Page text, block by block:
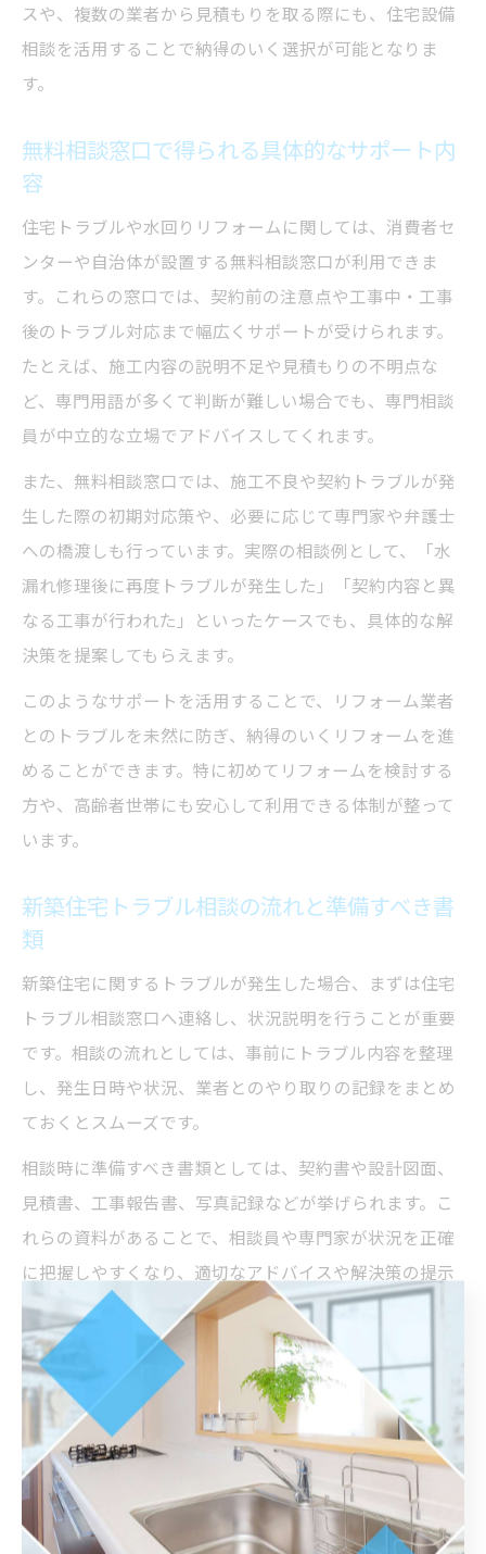
スや、複数の業者から見積もりを取る際にも、住宅設備
相談を活用することで納得のいく選択が可能となりま
す。
無料相談窓口で得られる具体的なサポート内
容
住宅トラブルや水回りリフォームに関しては、消費者セ
ンターや自治体が設置する無料相談窓口が利用できま
す。これらの窓口では、契約前の注意点や工事中・工事
後のトラブル対応まで幅広くサポートが受けられます。
たとえば、施工内容の説明不足や見積もりの不明点な
ど、専門用語が多くて判断が難しい場合でも、専門相談
員が中立的な立場でアドバイスしてくれます。
また、無料相談窓口では、施工不良や契約トラブルが発
生した際の初期対応策や、必要に応じて専門家や弁護士
への橋渡しも行っています。実際の相談例として、「水
漏れ修理後に再度トラブルが発生した」「契約内容と異
なる工事が行われた」といったケースでも、具体的な解
決策を提案してもらえます。
このようなサポートを活用することで、リフォーム業者
とのトラブルを未然に防ぎ、納得のいくリフォームを進
めることができます。特に初めてリフォームを検討する
方や、高齢者世帯にも安心して利用できる体制が整って
います。
新築住宅トラブル相談の流れと準備すべき書
類
新築住宅に関するトラブルが発生した場合、まずは住宅
トラブル相談窓口へ連絡し、状況説明を行うことが重要
です。相談の流れとしては、事前にトラブル内容を整理
し、発生日時や状況、業者とのやり取りの記録をまとめ
ておくとスムーズです。
相談時に準備すべき書類としては、契約書や設計図面、
見積書、工事報告書、写真記録などが挙げられます。こ
れらの資料があることで、相談員や専門家が状況を正確
に把握しやすくなり、適切なアドバイスや解決策の提示
につながります。
また、トラブルの内容によっては、消費者センターや弁
護士による無料相談に進む場合もあります。書類の準備
が不十分な場合、追加で資料提出を求められることもあ
るため、日頃から工事ややり取りの記録を残しておくこ
とが大切です。